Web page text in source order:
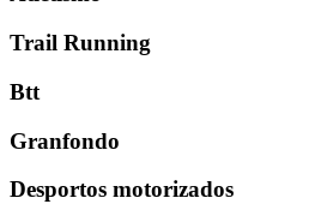
Trail Running
Btt
Granfondo
Desportos motorizados